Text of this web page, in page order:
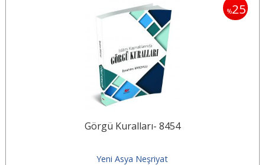
%25
Görgü Kuralları- 8454
Yeni Asya Neşriyat